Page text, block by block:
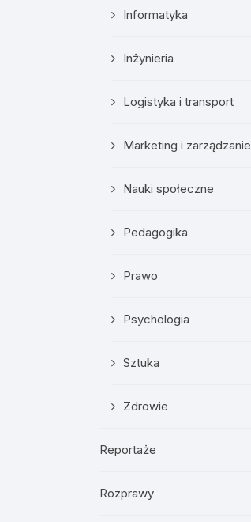
Informatyka
Inżynieria
Logistyka i transport
Marketing i zarządzanie
Nauki społeczne
Pedagogika
Prawo
Psychologia
Sztuka
Zdrowie
Reportaże
Rozprawy